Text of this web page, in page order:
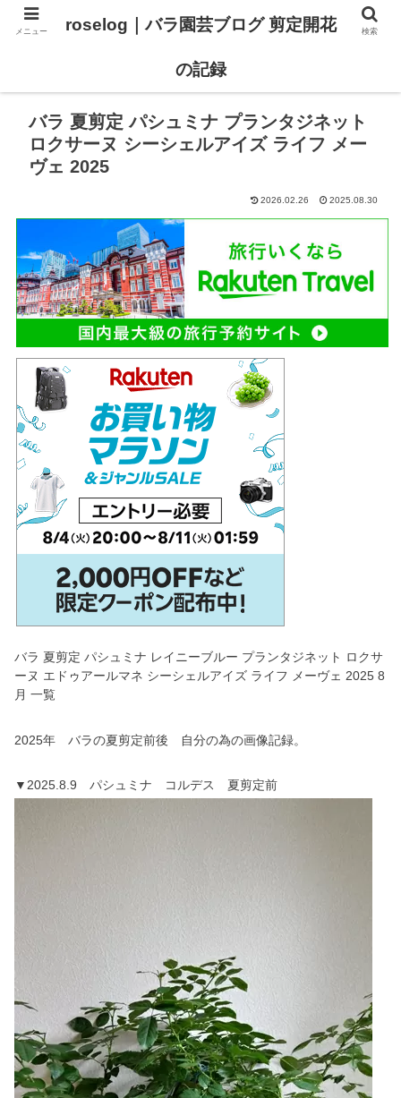
バラ 夏剪定 パシュミナ プランタジネット
ロクサーヌ シーシェルアイズ ライフ メー
ヴェ 2025
2026.02.26 2025.08.30
バラ 夏剪定 パシュミナ レイニーブルー プランタジネット ロクサ
ーヌ エドゥアールマネ シーシェルアイズ ライフ メーヴェ 2025 8
月 一覧
2025年 バラの夏剪定前後 自分の為の画像記録。
▼2025.8.9 パシュミナ コルデス 夏剪定前
メニュー roselog｜バラ園芸ブログ 剪定開花
の記録
検索